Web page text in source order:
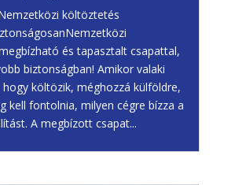
költöztetés
és tapasztalt csapattal,
biztonságban! Amikor valaki
költözik, méghozzá külföldre,
kell fontolnia, milyen cégre bízza a
A megbízott csapat...